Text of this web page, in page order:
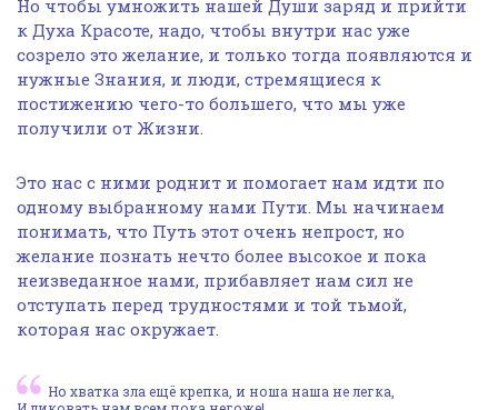
Но чтобы умножить нашей Души заряд и прийти
к Духа Красоте, надо, чтобы внутри нас уже
созрело это желание, и только тогда появляются и
нужные Знания, и люди, стремящиеся к
постижению чего-то большего, что мы уже
получили от Жизни.
Это нас с ними роднит и помогает нам идти по
одному выбранному нами Пути. Мы начинаем
понимать, что Путь этот очень непрост, но
желание познать нечто более высокое и пока
неизведанное нами, прибавляет нам сил не
отступать перед трудностями и той тьмой,
которая нас окружает.
Но хватка зла ещё крепка, и ноша наша не легка,